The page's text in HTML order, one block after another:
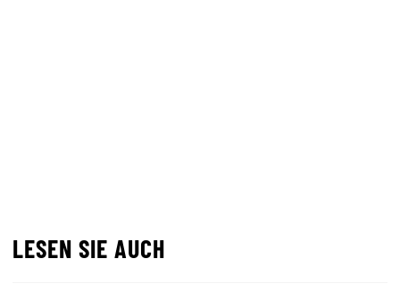
LESEN SIE AUCH